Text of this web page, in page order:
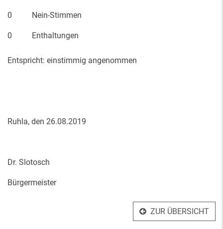
0 Nein-Stimmen
0 Enthaltungen
Entspricht: einstimmig angenommen
Ruhla, den 26.08.2019
Dr. Slotosch
Bürgermeister
ZUR ÜBERSICHT